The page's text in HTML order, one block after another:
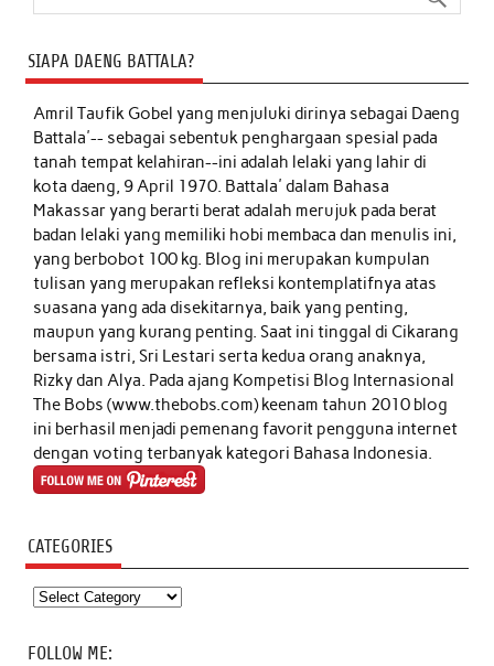
SIAPA DAENG BATTALA?
Amril Taufik Gobelyang menjuluki dirinya sebagai Daeng
Battala'-- sebagai sebentuk penghargaan spesial pada
tanah tempat kelahiran--ini adalah lelaki yang lahir di
kota daeng, 9 April 1970. Battala' dalam Bahasa
Makassar yang berarti berat adalah merujuk pada berat
badan lelaki yang memiliki hobi membaca dan menulis ini,
yang berbobot 100 kg. Blog ini merupakan kumpulan
tulisan yang merupakan refleksi kontemplatifnya atas
suasana yang ada disekitarnya, baik yang penting,
maupun yang kurang penting. Saat ini tinggal di Cikarang
bersama istri, Sri Lestari serta kedua orang anaknya,
Rizky dan Alya. Pada ajang Kompetisi Blog Internasional
The Bobs (www.thebobs.com) keenam tahun 2010 blog
ini berhasil menjadi pemenang favorit pengguna internet
dengan voting terbanyak kategori Bahasa Indonesia.
CATEGORIES
Categories
FOLLOW ME: